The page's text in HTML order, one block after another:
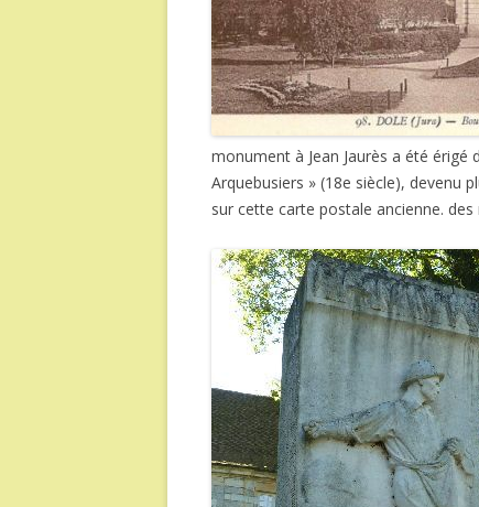
monument à Jean Jaurès a été érigé
Arquebusiers » (18e siècle), devenu
sur cette carte postale ancienne.